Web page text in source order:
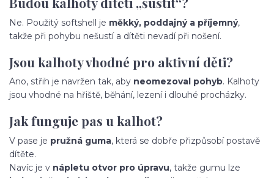
Ne. Použitý softshell je měkký, poddajný a příjemný,
takže při pohybu nešustí a dítěti nevadí při nošení.
Jsou kalhoty vhodné pro aktivní děti?
Ano, střih je navržen tak, aby neomezoval pohyb. Kalhoty
jsou vhodné na hřiště, běhání, lezení i dlouhé procházky.
Jak funguje pas u kalhot?
V pase je pružná guma, která se dobře přizpůsobí postavě
dítěte.
Navíc je v nápletu otvor pro úpravu, takže gumu lze